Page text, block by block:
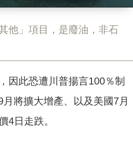
他」項目，是廢油，非石
因此恐遭川普揚言100％制
將擴大增產、以及美國7月
4日走跌。